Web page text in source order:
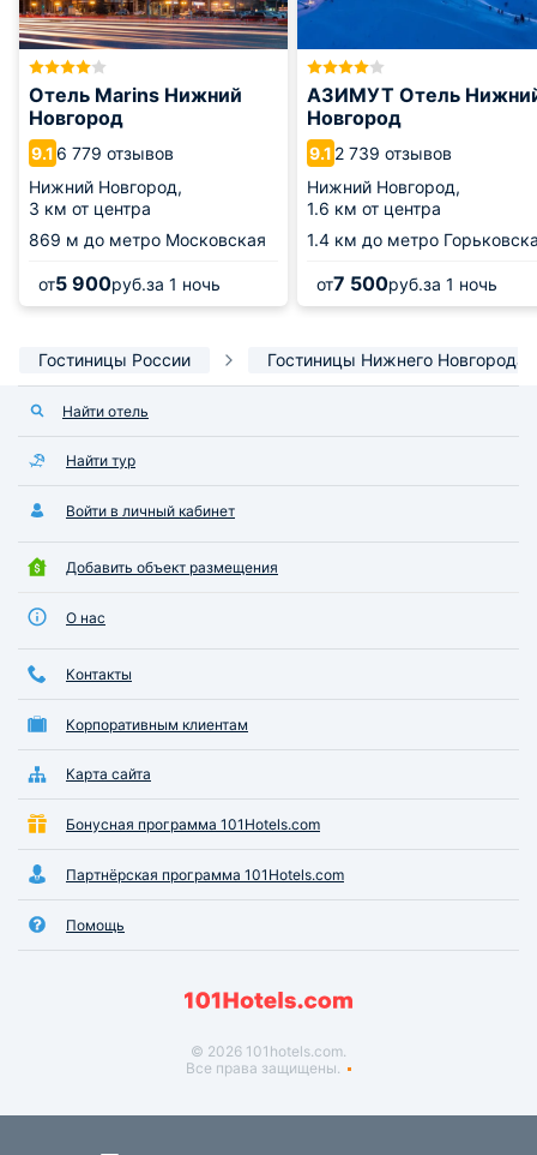
Отель Marins Нижний
Новгород
9.1 6 779 отзывов
Нижний Новгород,
3 км от центра
869 м до метро Московская
от5 900руб.за 1 ночь
АЗИМУТ Отель
Новгород
9.1 2 739 отзывов
Нижний Новгород,
1.6 км от центра
1.4 км до метро
от7 500руб.за 1 ночь
Гостиницы России Гостиницы Нижнего Новгорода
Найти отель
Найти тур
Войти в личный кабинет
Добавить объект размещения
О нас
Контакты
Корпоративным клиентам
Карта сайта
Бонусная программа 101Hotels.com
Партнёрская программа 101Hotels.com
Помощь
© 2026 101hotels.com.
Все права защищены.